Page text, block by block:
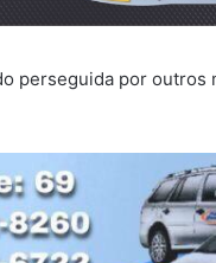
perseguida por